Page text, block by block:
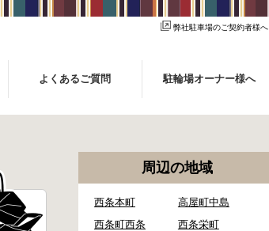
弊社駐車場のご契約者様へ
よくあるご質問 駐輪場オーナー様へ
周辺の地域
西条本町
高屋町中島
西条町西条
西条栄町